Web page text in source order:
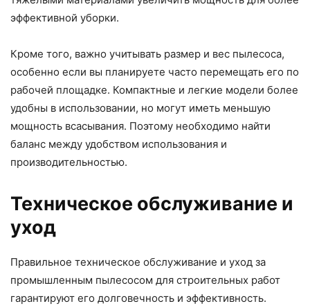
эффективной уборки.
Кроме того, важно учитывать размер и вес пылесоса,
особенно если вы планируете часто перемещать его по
рабочей площадке. Компактные и легкие модели более
удобны в использовании, но могут иметь меньшую
мощность всасывания. Поэтому необходимо найти
баланс между удобством использования и
производительностью.
Техническое обслуживание и
уход
Правильное техническое обслуживание и уход за
промышленным пылесосом для строительных работ
гарантируют его долговечность и эффективность.